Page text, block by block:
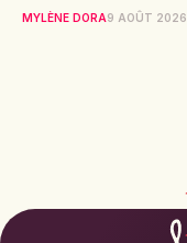
MYLÈNE DORA9 AOÛT 2026